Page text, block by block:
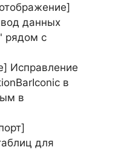
данных
рядом с
Исправление
в
в
для